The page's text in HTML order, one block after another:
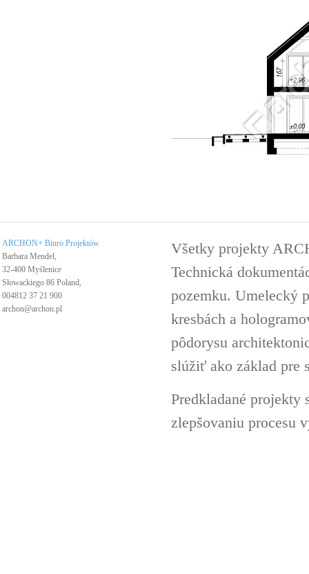
ARCHON+ Biuro Projektów
Barbara Mendel,
32-400 Myślenice
Słowackiego 86 Poland,
004812 37 21 900
archon@archon.pl
Všetky projekty
Technická
pozemku. Umelecký
kresbách a
pôdorysu
slúžiť ako základ pre
Predkladané
zlepšovaniu procesu